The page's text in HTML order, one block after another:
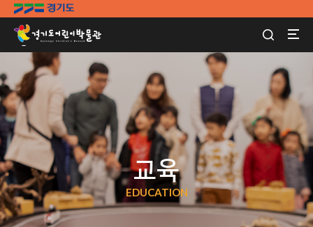
교육
EDUCATION